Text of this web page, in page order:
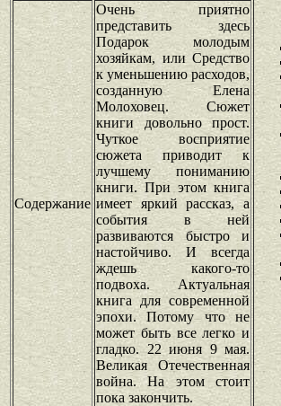
Содержание
Очень приятно
представить здесь
Подарок молодым
хозяйкам, или Средство
к уменьшению расходов,
созданную Елена
Молоховец. Сюжет
книги довольно прост.
Чуткое восприятие
сюжета приводит к
лучшему пониманию
книги. При этом книга
имеет яркий рассказ, а
события в ней
развиваются быстро и
настойчиво. И всегда
ждешь какого-то
подвоха. Актуальная
книга для современной
эпохи. Потому что не
может быть все легко и
гладко. 22 июня 9 мая.
Великая Отечественная
война. На этом стоит
пока закончить.